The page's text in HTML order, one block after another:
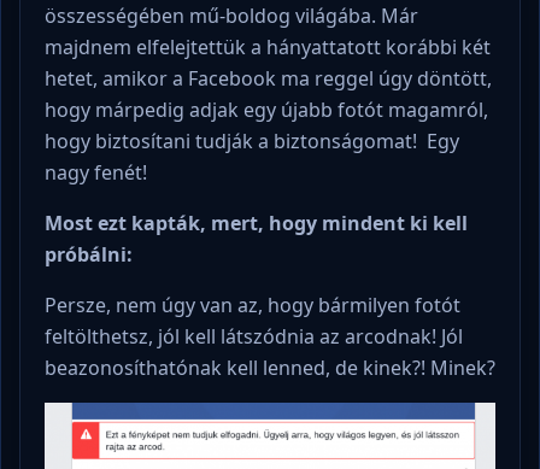
összességében mű-boldog világába. Már
majdnem elfelejtettük a hányattatott korábbi két
hetet, amikor a Facebook ma reggel úgy döntött,
hogy márpedig adjak egy újabb fotót magamról,
hogy biztosítani tudják a biztonságomat! Egy
nagy fenét!
Most ezt kapták, mert, hogy mindent ki kell
próbálni:
Persze, nem úgy van az, hogy bármilyen fotót
feltölthetsz, jól kell látszódnia az arcodnak! Jól
beazonosíthatónak kell lenned, de kinek?! Minek?